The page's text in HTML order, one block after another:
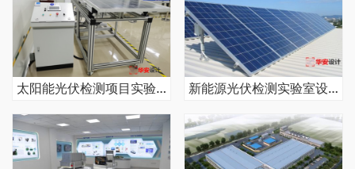
太阳能光伏检测项目实验室建设总承包 新能源光伏检测实验室设计施工项目案例